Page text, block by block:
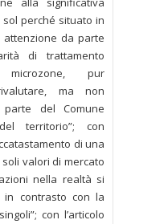
perché situato in
attenzione da parte
di trattamento
pur
ma non
del Comune
territorio”; con
di una
valori di mercato
nella realtà si
in contrasto con la
con l’articolo